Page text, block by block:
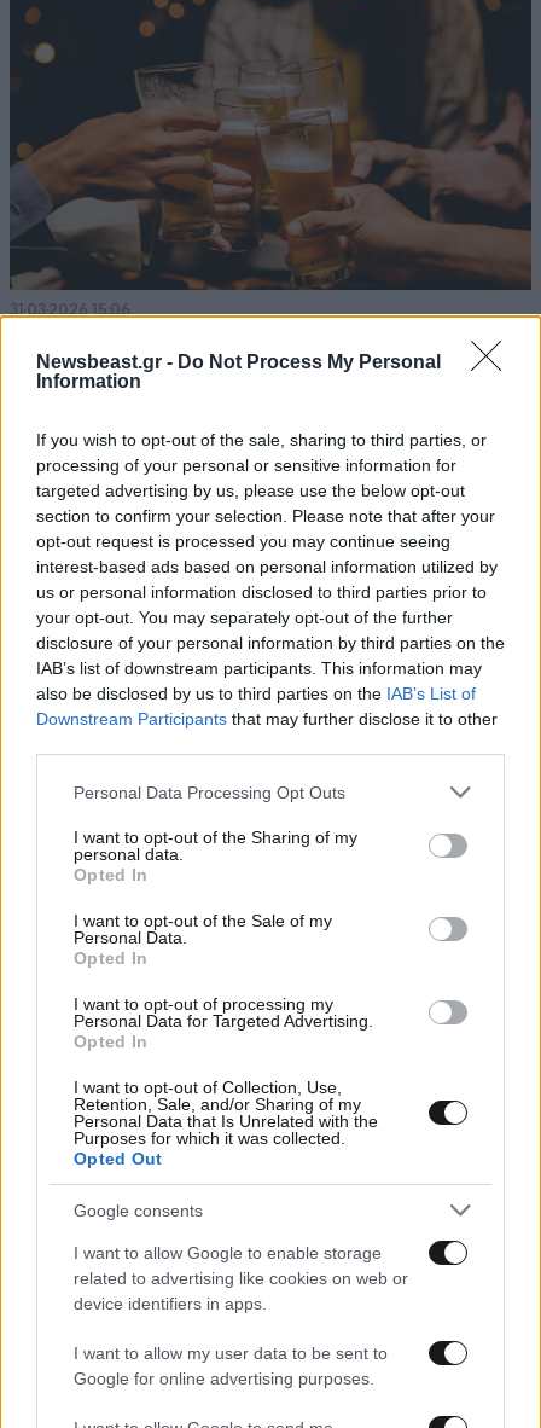
Newsbeast.gr - Do Not Process My Personal
Information
If you wish to opt-out of the sale, sharing to third parties, or
processing of your personal or sensitive information for
targeted advertising by us, please use the below opt-out
section to confirm your selection. Please note that after your
opt-out request is processed you may continue seeing
interest-based ads based on personal information utilized by
us or personal information disclosed to third parties prior to
your opt-out. You may separately opt-out of the further
disclosure of your personal information by third parties on the
IAB’s list of downstream participants. This information may
also be disclosed by us to third parties on the IAB’s List of
Downstream Participants that may further disclose it to other
Please note that this website/app uses one or more Google
not limited to your visit or usage behaviour. You may click to
grant or deny consent to Google and its third-party tags to
use your data for below specified purposes in below Google
consent section.
Personal Data Processing Opt Outs
I want to opt-out of the Sharing of my
personal data.
Opted In
I want to opt-out of the Sale of my
Personal Data.
Opted In
I want to opt-out of processing my
Personal Data for Targeted Advertising.
Opted In
I want to opt-out of Collection, Use,
Retention, Sale, and/or Sharing of my
Personal Data that Is Unrelated with the
Purposes for which it was collected.
Opted Out
Google consents
I want to allow Google to enable storage
related to advertising like cookies on web or
device identifiers in apps.
I want to allow my user data to be sent to
Google for online advertising purposes.
31·03·2026 15:06
ελληνικών brands και ανακατατάξεις στα μερίδια
Η πρώτη μπύρα στον κόσμο με διοξείδιο του άνθρακα
Ολλανδία: Παίκτης έκανε δηλώσεις με πούρο και μπύρα